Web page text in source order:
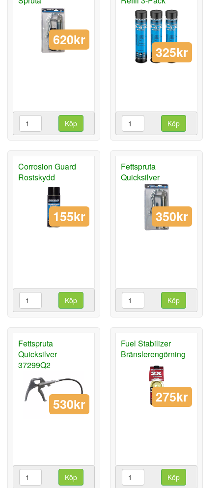
620kr
Köp
325kr
Köp
Corrosion Guard
Rostskydd
155kr
Köp
Fettspruta
Quicksilver
350kr
Köp
Fettspruta
Quicksilver
37299Q2
530kr
Köp
Fuel Stabilizer
Bränslerengörning
275kr
Köp